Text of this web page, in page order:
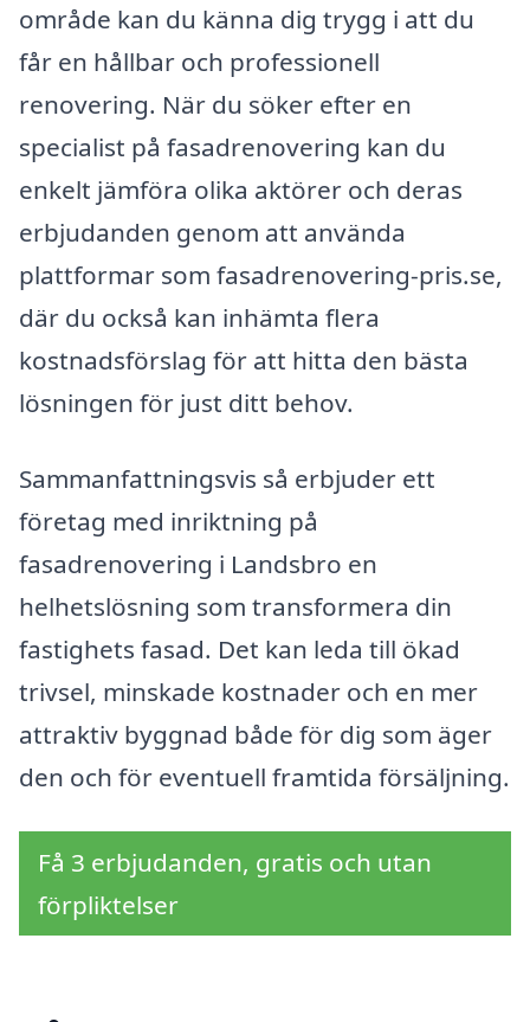
område kan du känna dig trygg i att du
får en hållbar och professionell
renovering. När du söker efter en
specialist på fasadrenovering kan du
enkelt jämföra olika aktörer och deras
erbjudanden genom att använda
plattformar som fasadrenovering-pris.se,
där du också kan inhämta flera
kostnadsförslag för att hitta den bästa
lösningen för just ditt behov.
Sammanfattningsvis så erbjuder ett
företag med inriktning på
fasadrenovering i Landsbro en
helhetslösning som transformera din
fastighets fasad. Det kan leda till ökad
trivsel, minskade kostnader och en mer
attraktiv byggnad både för dig som äger
den och för eventuell framtida försäljning.
Få 3 erbjudanden, gratis och utan
förpliktelser